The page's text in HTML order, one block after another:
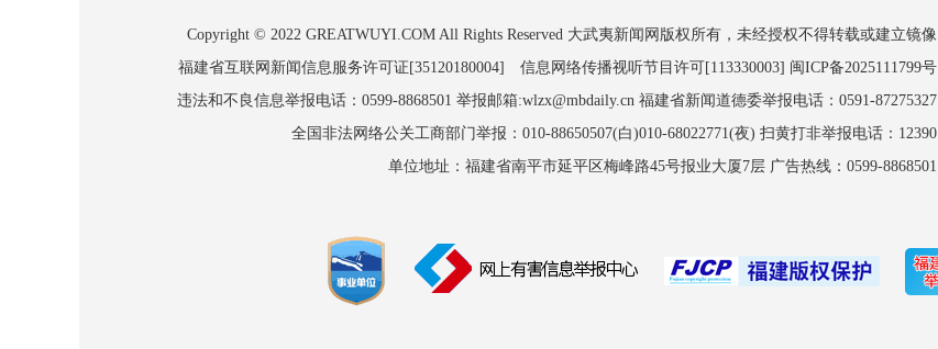
Copyright © 2022 GREATWUYI.COM All Rights Reserved 大武夷新闻网版权所有，未经授权不得转载或建立镜像
福建省互联网新闻信息服务许可证[35120180004] 信息网络传播视听节目许可[113330003] 闽ICP备2025111799号
违法和不良信息举报电话：0599-8868501 举报邮箱:wlzx@mbdaily.cn 福建省新闻道德委举报电话：0591-87275327
全国非法网络公关工商部门举报：010-88650507(白)010-68022771(夜) 扫黄打非举报电话：12390
单位地址：福建省南平市延平区梅峰路45号报业大厦7层 广告热线：0599-8868501